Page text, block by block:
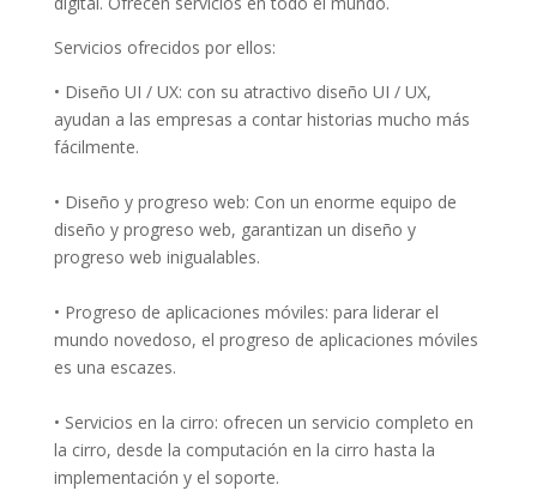
Servicios ofrecidos por ellos:
• Diseño UI / UX: con su atractivo diseño UI / UX,
ayudan a las empresas a contar historias mucho más
fácilmente.
• Diseño y progreso web: Con un enorme equipo de
diseño y progreso web, garantizan un diseño y
progreso web inigualables.
• Progreso de aplicaciones móviles: para liderar el
mundo novedoso, el progreso de aplicaciones móviles
es una escazes.
• Servicios en la cirro: ofrecen un servicio completo en
la cirro, desde la computación en la cirro hasta la
implementación y el soporte.